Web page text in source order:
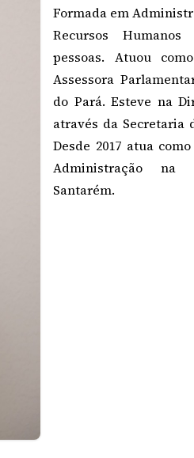
Formada em
Recursos
pessoas. Atuou
Assessora
do Pará. Esteve na
através da Secretaria
Desde 2017 atua
Administração na
Santarém.